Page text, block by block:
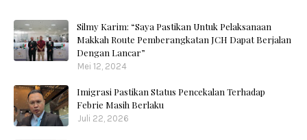
Silmy Karim: “Saya Pastikan Untuk Pelaksanaan
Makkah Route Pemberangkatan JCH Dapat Berjalan
Dengan Lancar”
Mei 12, 2024
Imigrasi Pastikan Status Pencekalan Terhadap
Febrie Masih Berlaku
Juli 22, 2026